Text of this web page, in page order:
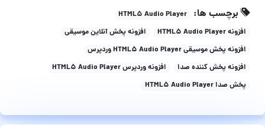
برچسب ها:
HTML5 Audio Player
افزونه HTML5 Audio Player
افزونه پخش آنلاین موسیقی
افزونه پخش موسیقی HTML5 Audio Player وردپرس
افزونه پخش کننده صدا
افزونه وردپرس HTML5 Audio Player
پخش صدا HTML5 Audio Player